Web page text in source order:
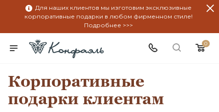
Для наших клиентов мы изготовим эксклюзивные
корпоративные подарки в любом фирменном стиле!
Подробнее >>>
0
Корпоративные
подарки клиентам